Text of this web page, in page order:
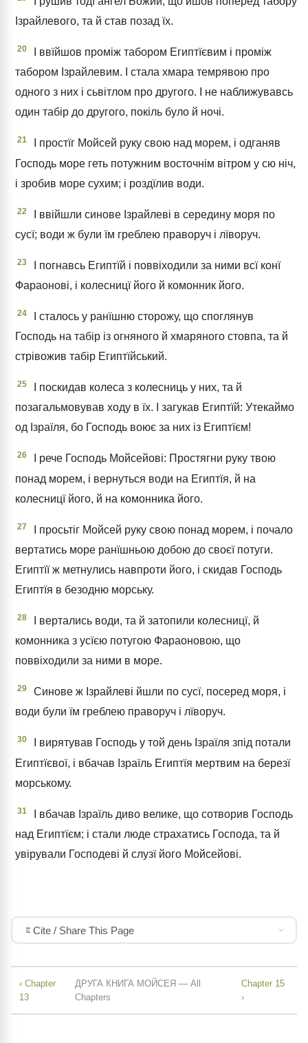
Ізрайлевого, та й став позад їх.
20
І ввїйшов проміж табором Египтїєвим і проміж
табором Ізрайлевим. І стала хмара темрявою про
одного з них і сьвітлом про другого. І не наближувавсь
один табір до другого, покіль було й ночі.
21
І простїг Мойсей руку свою над морем, і одганяв
Господь море геть потужним восточнім вітром у сю ніч,
і зробив море сухим; і роздїлив води.
22
І ввійшли синове Ізрайлеві в середину моря по
сусї; води ж були їм греблею праворуч і лїворуч.
23
І погнавсь Египтїй і поввіходили за ними всї конї
Фараонові, і колесницї його й комонник його.
24
І сталось у ранїшню сторожу, що споглянув
Господь на табір із огняного й хмаряного стовпа, та й
стрівожив табір Египтїйський.
25
І поскидав колеса з колесниць у них, та й
позагальмовував ходу в їх. І загукав Египтїй: Утекаймо
од Ізраїля, бо Господь воює за них із Египтїєм!
26
І рече Господь Мойсейові: Простягни руку твою
понад морем, і вернуться води на Египтїя, й на
колесницї його, й на комонника його.
27
І просьтіг Мойсей руку свою понад морем, і почало
вертатись море ранїшньою добою до своєї потуги.
Египтїї ж метнулись навпроти його, і скидав Господь
Египтїя в безодню морську.
28
І вертались води, та й затопили колесницї, й
комонника з усїєю потугою Фараоновою, що
поввіходили за ними в море.
29
Синове ж Ізрайлеві йшли по сусї, посеред моря, і
води були їм греблею праворуч і лїворуч.
30
І вирятував Господь у той день Ізраїля зпід потали
Египтїєвої, і вбачав Ізраїль Египтїя мертвим на березї
морському.
31
І вбачав Ізраїль диво велике, що сотворив Господь
над Египтїєм; і стали люде страхатись Господа, та й
увірували Господеві й слузї його Мойсейові.
Cite / Share This Page
‹ Chapter
13
ДРУГА КНИГА МОЙСЕЯ — All
Chapters
Chapter 15
›